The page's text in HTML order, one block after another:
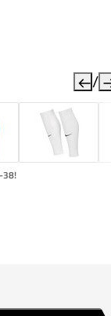
/
38!